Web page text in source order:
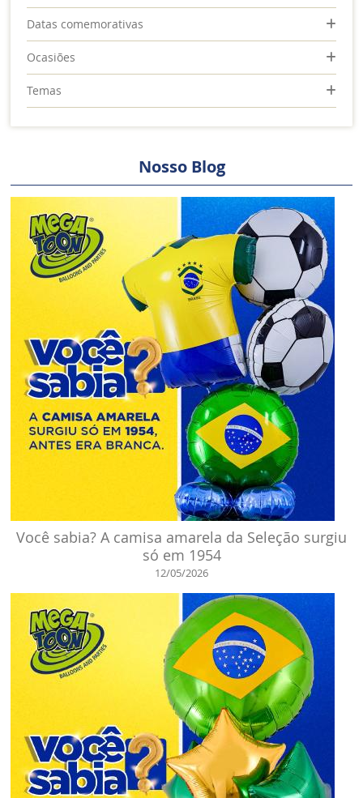
Datas comemorativas
Ocasiões
Temas
Nosso Blog
Você sabia? A camisa amarela da Seleção surgiu
só em 1954
12/05/2026